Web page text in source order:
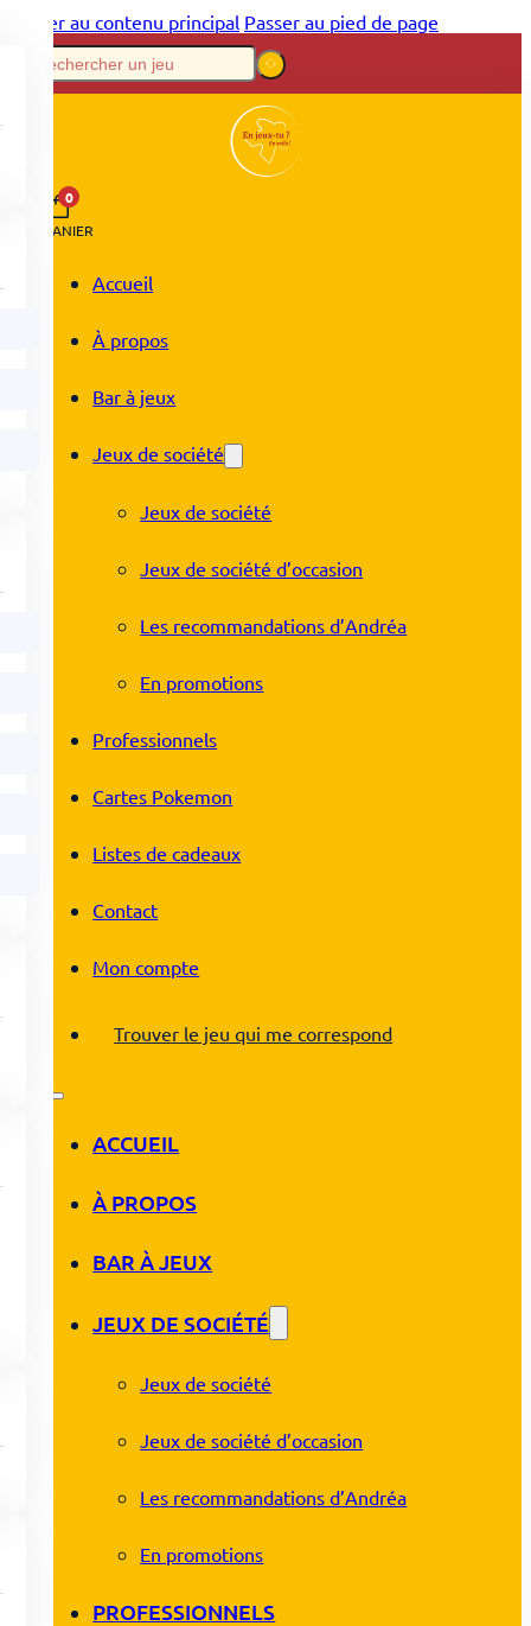
Passer au contenu principal Passer au pied de page
0
PANIER
Accueil
À propos
Bar à jeux
Jeux de société
Jeux de société
Jeux de société d’occasion
Les recommandations d’Andréa
En promotions
Professionnels
Cartes Pokemon
Listes de cadeaux
Contact
Mon compte
Trouver le jeu qui me correspond
ACCUEIL
À PROPOS
BAR À JEUX
JEUX DE SOCIÉTÉ
Jeux de société
Jeux de société d’occasion
Les recommandations d’Andréa
En promotions
PROFESSIONNELS